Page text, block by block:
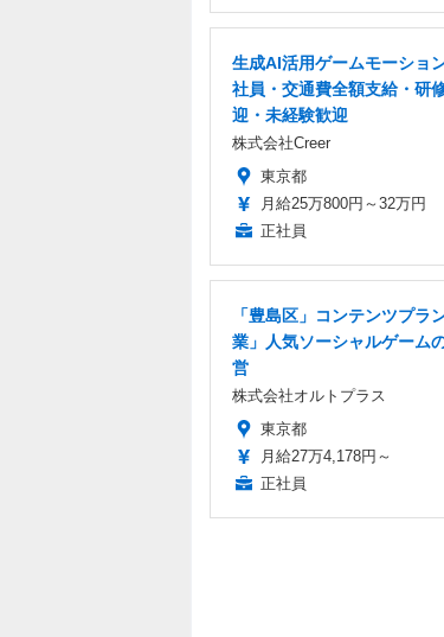
生成AI活用ゲームモーショ
社員・交通費全額支給・研
迎・未経験歓迎
株式会社Creer
東京都
月給25万800円～32万円
正社員
「豊島区」コンテンツプラ
業」人気ソーシャルゲーム
営
株式会社オルトプラス
東京都
月給27万4,178円～
正社員